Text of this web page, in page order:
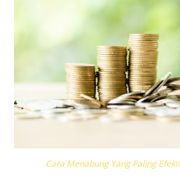
Cara Menabung Yang Paling